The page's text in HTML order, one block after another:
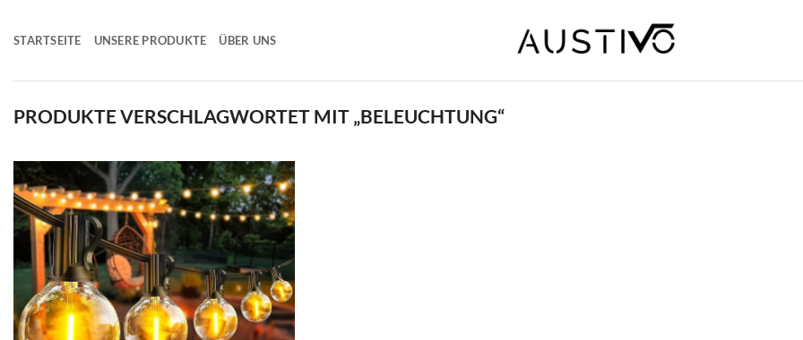
Inhalt
STARTSEITE UNSERE PRODUKTE ÜBER UNS
PRODUKTE VERSCHLAGWORTET MIT „BELEUCHTUNG“